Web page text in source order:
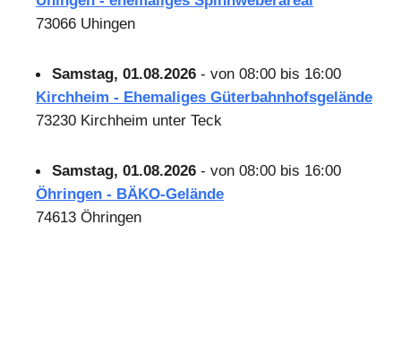
73066 Uhingen
Samstag, 01.08.2026 - von 08:00 bis 16:00
Kirchheim - Ehemaliges Güterbahnhofsgelände
73230 Kirchheim unter Teck
Samstag, 01.08.2026 - von 08:00 bis 16:00
Öhringen - BÄKO-Gelände
74613 Öhringen